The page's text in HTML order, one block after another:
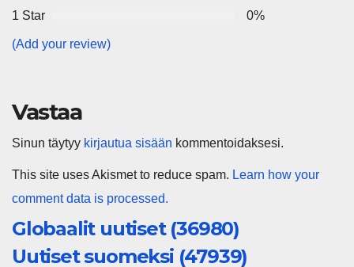
1 Star
0%
(Add your review)
Vastaa
Sinun täytyy kirjautua sisään kommentoidaksesi.
This site uses Akismet to reduce spam. Learn how your
comment data is processed.
Globaalit uutiset (36980)
Uutiset suomeksi (47939)